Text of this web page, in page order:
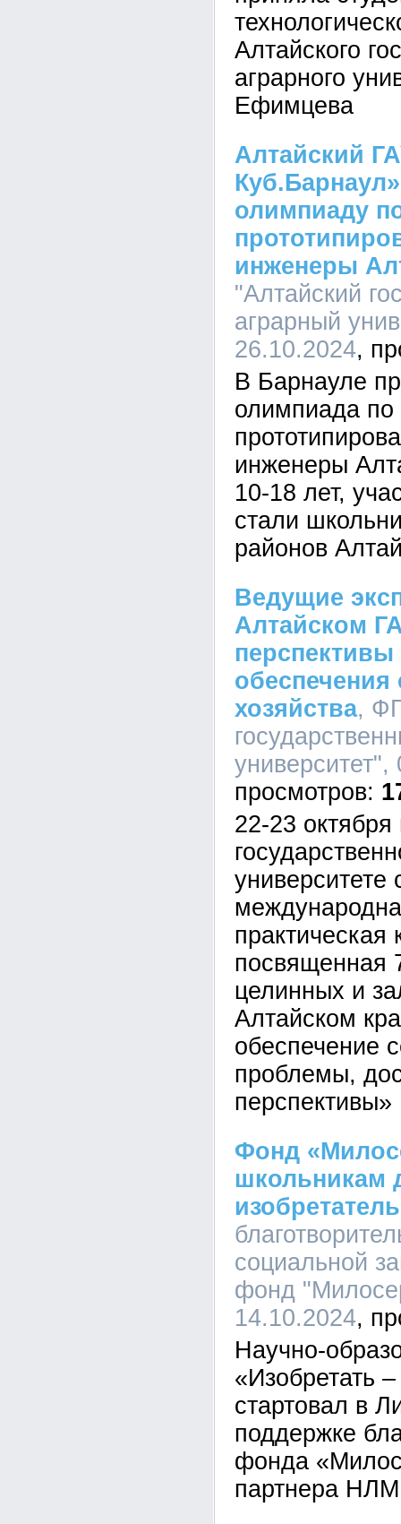
Алтайского
аграрного
Ефимцева
Алтайский
олимпиаду
инженеры
"Алтайский
аграрный
26.10.2024
В Барнауле
олимпиада
инженеры
10-18 лет,
стали
районов
Ведущие
Алтайском
обеспечения
хозяйства,
22-23
университете
посвященная
целинных и
Алтайском
обеспечение
проблемы,
перспективы»
Фонд
школьникам
социальной
фонд
14.10.2024
Научно-
«Изобретать
стартовал в
поддержке
фонда
партнера